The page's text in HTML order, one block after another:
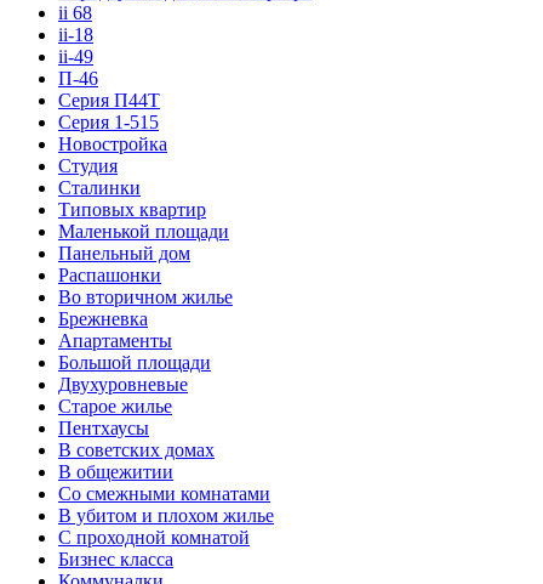
ii 68
ii-18
ii-49
П-46
Серия П44Т
Серия 1-515
Новостройка
Студия
Сталинки
Типовых квартир
Маленькой площади
Панельный дом
Распашонки
Во вторичном жилье
Брежневка
Апартаменты
Большой площади
Двухуровневые
Старое жилье
Пентхаусы
В советских домах
В общежитии
Со смежными комнатами
В убитом и плохом жилье
С проходной комнатой
Бизнес класса